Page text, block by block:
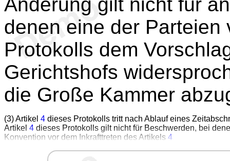
denen eine der
Protokolls dem
Gerichtshofs
die Große Kammer
(3) Artikel 4 dieses Protokolls tritt nach Ablauf eines
Artikel 4 dieses Protokolls gilt nicht für Beschwerden, bei
Konvention vor dem Inkrafttreten des Artikels 4